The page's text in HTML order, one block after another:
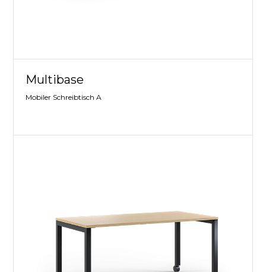
Multibase
Mobiler Schreibtisch A